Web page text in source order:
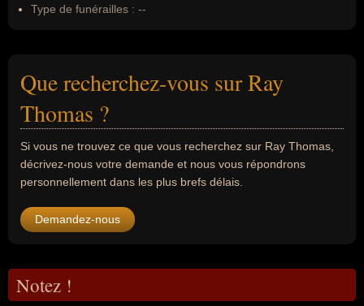
Type de funérailles : --
Que recherchez-vous sur Ray
Thomas ?
Si vous ne trouvez ce que vous recherchez sur Ray Thomas,
décrivez-nous votre demande et nous vous répondrons
personnellement dans les plus brefs délais.
Demandez-nous
Notez !